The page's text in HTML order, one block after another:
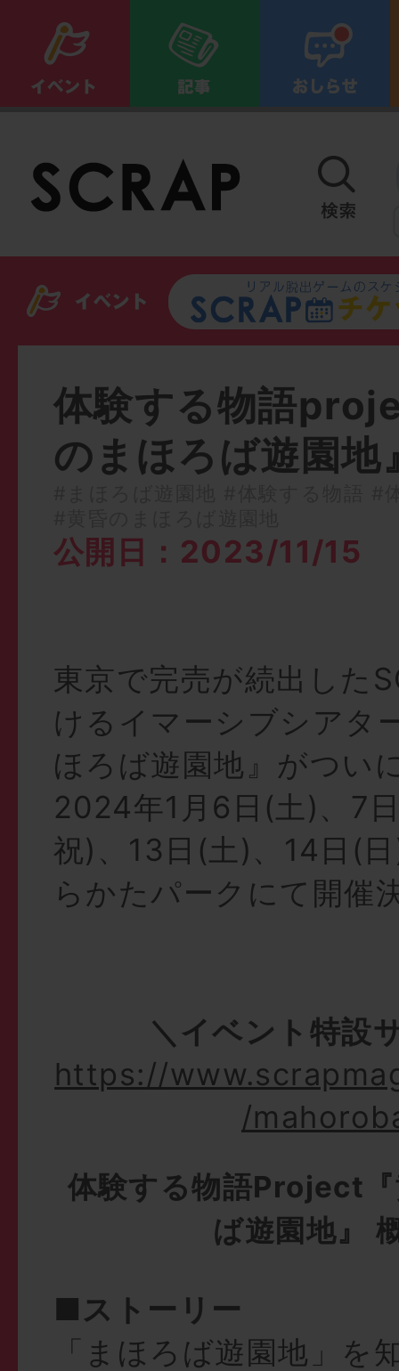
体験する物語
のまほろば遊園地
公開日：2023/11/15
東京で完売が続出した
けるイマーシブシアタ
ほろば遊園地』がつい
2024年1月6日(土)、7
祝)、13日(土)、14日(
らかたパークにて開催
＼イベント特設
https://
/
体験する物語Project
ば遊園地』
■ストーリー
「まほろば遊園地」を